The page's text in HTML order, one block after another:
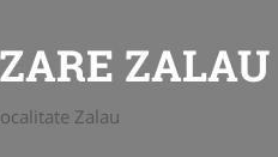
ZALAU
Zalau